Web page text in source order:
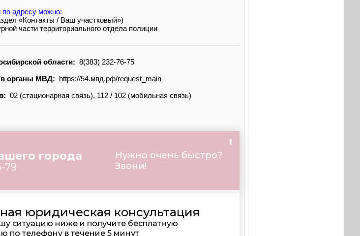
по адресу можно:
«Контакты / Ваш участковый»)
части территориального отдела полиции
области: 8(383) 232-76-75
в органы МВД: https://54.мвд.рф/request_main
02 (стационарная связь), 112 / 102 (мобильная связь)